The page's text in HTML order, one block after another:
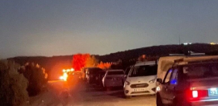
Spor
Yaşam